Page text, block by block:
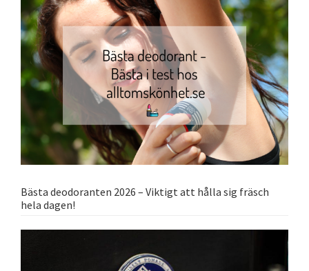
Bästa deodoranten 2026 – Viktigt att hålla sig fräsch
hela dagen!